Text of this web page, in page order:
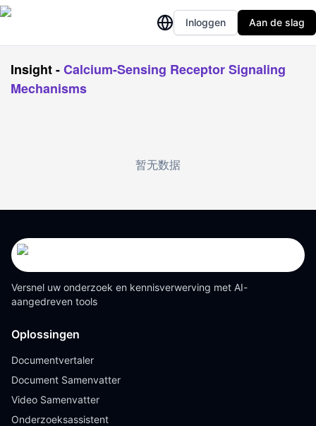
Inloggen Aan de slag
Insight-Calcium-Sensing Receptor Signaling
Mechanisms
暂无数据
Versnel uw onderzoek en kennisverwerving met AI-
aangedreven tools
Oplossingen
Documentvertaler
Document Samenvatter
Video Samenvatter
Onderzoeksassistent